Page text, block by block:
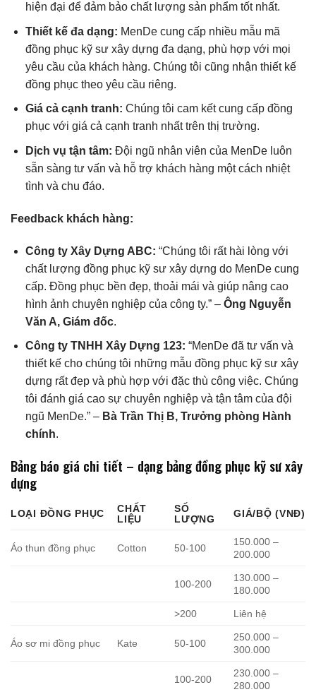
hiện đại để đảm bảo chất lượng sản phẩm tốt nhất.
Thiết kế đa dạng: MenDe cung cấp nhiều mẫu mã
đồng phục kỹ sư xây dựng đa dạng, phù hợp với mọi
yêu cầu của khách hàng. Chúng tôi cũng nhận thiết kế
đồng phục theo yêu cầu riêng.
Giá cả cạnh tranh: Chúng tôi cam kết cung cấp đồng
phục với giá cả cạnh tranh nhất trên thị trường.
Dịch vụ tận tâm: Đội ngũ nhân viên của MenDe luôn
sẵn sàng tư vấn và hỗ trợ khách hàng một cách nhiệt
tình và chu đáo.
Feedback khách hàng:
Công ty Xây Dựng ABC: “Chúng tôi rất hài lòng với
chất lượng đồng phục kỹ sư xây dựng do MenDe cung
cấp. Đồng phục bền đẹp, thoải mái và giúp nâng cao
hình ảnh chuyên nghiệp của công ty.” – Ông Nguyễn
Văn A, Giám đốc.
Công ty TNHH Xây Dựng 123: “MenDe đã tư vấn và
thiết kế cho chúng tôi những mẫu đồng phục kỹ sư xây
dựng rất đẹp và phù hợp với đặc thù công việc. Chúng
tôi đánh giá cao sự chuyên nghiệp và tận tâm của đội
ngũ MenDe.” – Bà Trần Thị B, Trưởng phòng Hành
chính.
Bảng báo giá chi tiết – dạng bảng đồng phục kỹ sư xây
dựng
LOẠI ĐỒNG PHỤC
CHẤT
LIỆU
SỐ
LƯỢNG
GIÁ/BỘ (VNĐ)
Áo thun đồng phục Cotton 50-100
150.000 –
200.000
100-200
130.000 –
180.000
>200 Liên hệ
Áo sơ mi đồng phục Kate 50-100
250.000 –
300.000
100-200
230.000 –
280.000